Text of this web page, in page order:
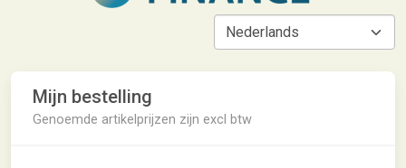
Mijn bestelling
Genoemde artikelprijzen zijn excl btw